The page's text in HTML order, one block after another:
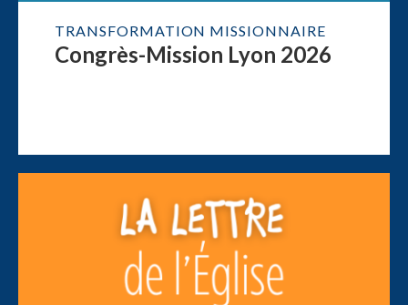
TRANSFORMATION MISSIONNAIRE
Congrès-Mission Lyon 2026